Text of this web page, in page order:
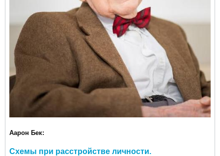
Аарон Бек:
Схемы при расстройстве личности.